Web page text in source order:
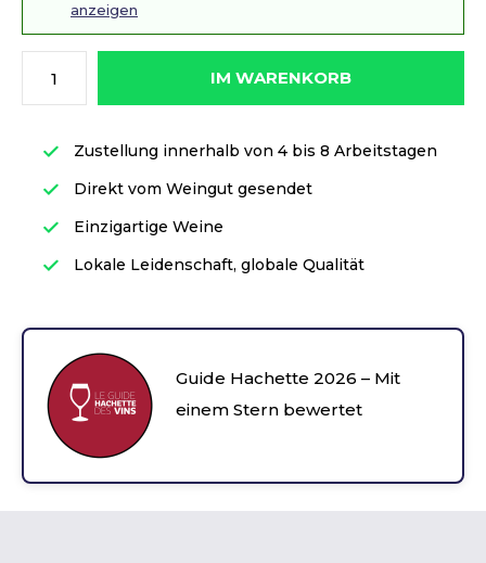
anzeigen
IM WARENKORB
Zustellung innerhalb von 4 bis 8 Arbeitstagen
Direkt vom Weingut gesendet
Einzigartige Weine
Lokale Leidenschaft, globale Qualität
Guide Hachette 2026 – Mit
einem Stern bewertet